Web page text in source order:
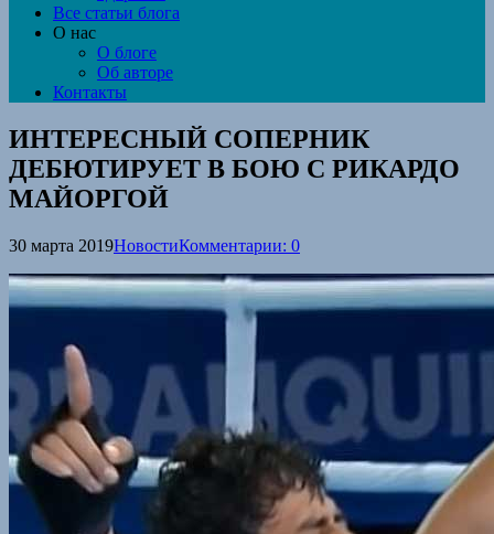
Все статьи блога
О нас
О блоге
Об авторе
Контакты
ИНТЕРЕСНЫЙ СОПЕРНИК
ДЕБЮТИРУЕТ В БОЮ С РИКАРДО
МАЙОРГОЙ
30 марта 2019НовостиКомментарии: 0